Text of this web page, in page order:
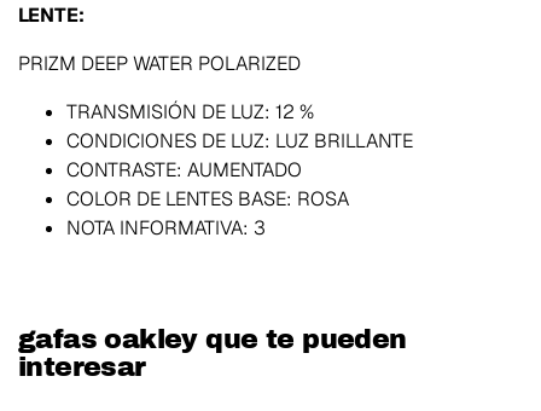
LENTE:
PRIZM DEEP WATER POLARIZED
TRANSMISIÓN DE LUZ: 12 %
CONDICIONES DE LUZ: LUZ BRILLANTE
CONTRASTE: AUMENTADO
COLOR DE LENTES BASE: ROSA
NOTA INFORMATIVA: 3
gafas oakley que te pueden
interesar